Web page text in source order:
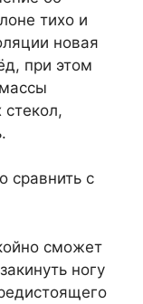
тихо и
новая
при этом
сравнить с
сможет
ногу